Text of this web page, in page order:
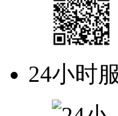
24小时